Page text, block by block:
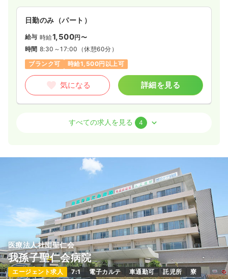
日勤のみ（常勤）
給与 お問い合わせください
時間
4週8休以上
ブランク可 第二新卒可
気になる 詳細を見る
日勤のみ（パート）
給与 時給1,500円〜
時間 8:30～17:00 （休憩60分）
ブランク可
時給1,500円以上可
気になる 詳細を見る
正・准看護師
22.9〜33.6 万円/月
担当業務未経験可 ブランク可
新卒可
月給33万円以上可
気になる 詳細を見る
日勤のみ（パート）
すべての求人を見る 4
医療法人社団聖仁会
我孫子聖仁会病院
エージェント求人 7:1 電子カルテ 車通勤可 託児所 寮